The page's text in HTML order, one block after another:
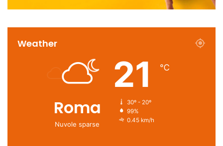
Weather
Roma
Nuvole sparse
21 ℃
30º - 20º
99%
0.45 km/h